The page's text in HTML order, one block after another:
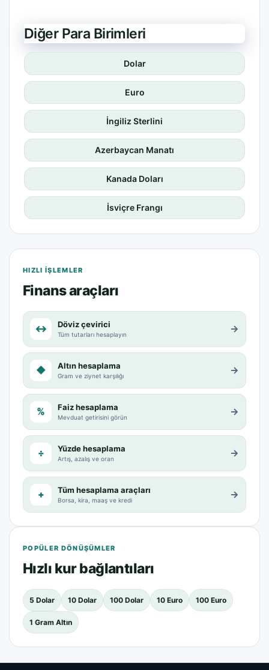
Diğer Para Birimleri
Dolar
Euro
İngiliz Sterlini
Azerbaycan Manatı
Kanada Doları
İsviçre Frangı
HIZLI IŞLEMLER
Finans araçları
↔ Döviz çevirici
Tüm tutarları hesaplayın →
◆ Altın hesaplama
Gram ve ziynet karşılığı →
% Faiz hesaplama
Mevduat getirisini görün →
÷ Yüzde hesaplama
Artış, azalış ve oran →
+ Tüm hesaplama araçları
Borsa, kira, maaş ve kredi →
POPÜLER DÖNÜŞÜMLER
Hızlı kur bağlantıları
5 Dolar 10 Dolar 100 Dolar 10 Euro 100 Euro
1 Gram Altın